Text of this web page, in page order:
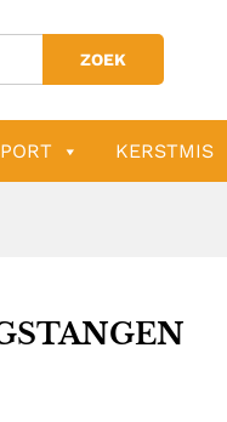
ZOEK
KERSTMIS